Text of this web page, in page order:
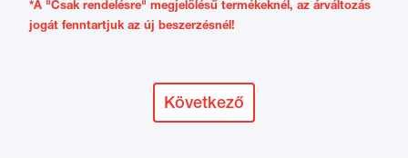
*A "Csak rendelésre" megjelölésű termékeknél, az árváltozás
jogát fenntartjuk az új beszerzésnél!
Következő